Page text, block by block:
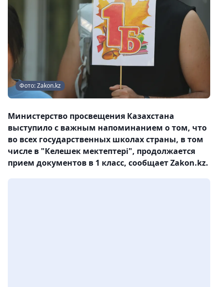
Фото: Zakon.kz
Министерство просвещения Казахстана
выступило с важным напоминанием о том, что
во всех государственных школах страны, в том
числе в "Келешек мектептері", продолжается
прием документов в 1 класс, сообщает Zakon.kz.